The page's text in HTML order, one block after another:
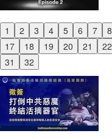
1 2 3 4 5 6 7 8
17
18 19 20 21 22
31
32
Previous
Next